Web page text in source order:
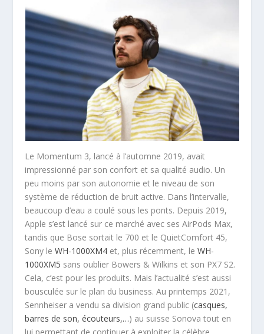
Le Momentum 3, lancé à l’automne 2019, avait
impressionné par son confort et sa qualité audio. Un
peu moins par son autonomie et le niveau de son
système de réduction de bruit active. Dans l’intervalle,
beaucoup d’eau a coulé sous les ponts. Depuis 2019,
Apple s’est lancé sur ce marché avec ses AirPods Max,
tandis que Bose sortait le 700 et le QuietComfort 45,
Sony leWH-1000XM4 et, plus récemment, leWH-
1000XM5 sans oublier Bowers & Wilkins et son PX7 S2.
Cela, c’est pour les produits. Mais l’actualité s’est aussi
bousculée sur le plan du business. Au printemps 2021,
Sennheiser a vendu sa division grand public (casques,
barres de son, écouteurs,…) au suisse Sonova tout en